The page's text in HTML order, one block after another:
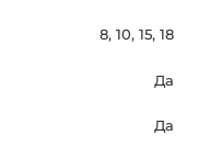
8, 10, 15, 18
Да
Да